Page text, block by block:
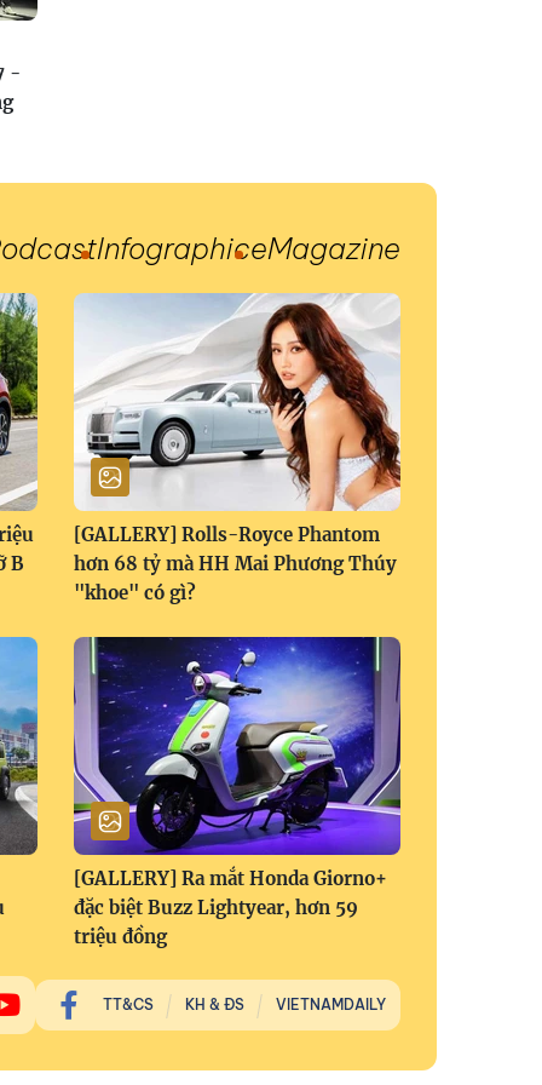
-
InfographiceMagazine
B
[GALLERY] Rolls-Royce Phantom
hơn 68 tỷ mà HH Mai Phương Thúy
"khoe" có gì?
[GALLERY] Ra mắt Honda Giorno+
đặc biệt Buzz Lightyear, hơn 59
triệu đồng
TT&CS KH & ĐS VIETNAMDAILY